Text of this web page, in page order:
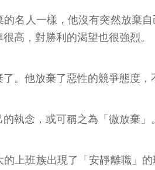
的名人一樣，他沒有突然放棄
高，對勝利的渴望也很強烈。
。他放棄了惡性的競爭態度
執念，或可稱之為「微放棄
的上班族出現了「安靜離職」